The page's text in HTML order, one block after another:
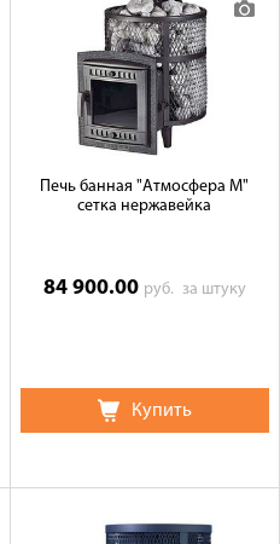
Печь банная "Атмосфера М"
сетка нержавейка
84 900.00 руб. за штуку
Купить